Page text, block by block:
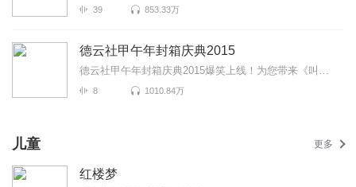
39 853.33万
德云社甲午年封箱庆典2015
德云社甲午年封箱庆典2015爆笑上线！为您带来《叫卖图》《歪唱》《天天向上》等高能相声！各种爆笑包袱...
8 1010.84万
儿童 更多
红楼梦